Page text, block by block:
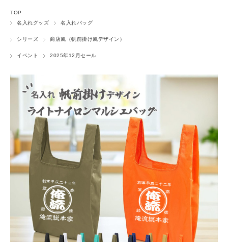
TOP
名入れグッズ
名入れバッグ
シリーズ 商店風（帆前掛け風デザイン）
イベント 2025年12月セール